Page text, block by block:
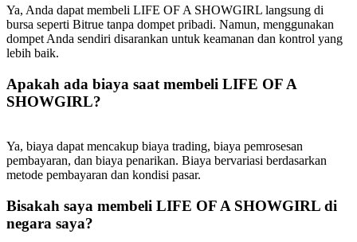
Ya, Anda dapat membeli LIFE OF A SHOWGIRL langsung di
bursa seperti Bitrue tanpa dompet pribadi. Namun, menggunakan
dompet Anda sendiri disarankan untuk keamanan dan kontrol yang
lebih baik.
Apakah ada biaya saat membeli LIFE OF A
SHOWGIRL?
Ya, biaya dapat mencakup biaya trading, biaya pemrosesan
pembayaran, dan biaya penarikan. Biaya bervariasi berdasarkan
metode pembayaran dan kondisi pasar.
Bisakah saya membeli LIFE OF A SHOWGIRL di
negara saya?